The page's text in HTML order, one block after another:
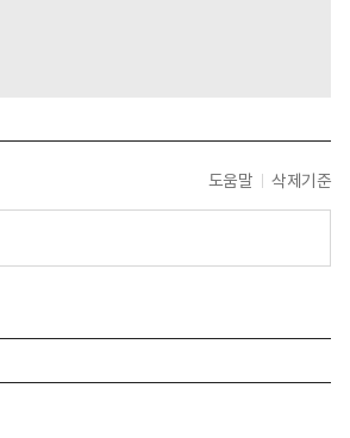
도움말 삭제기준